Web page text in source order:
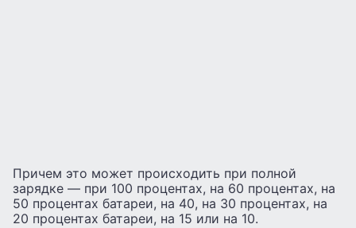
Причем это может происходить при полной
зарядке — при 100 процентах, на 60 процентах, на
50 процентах батареи, на 40, на 30 процентах, на
20 процентах батареи, на 15 или на 10.